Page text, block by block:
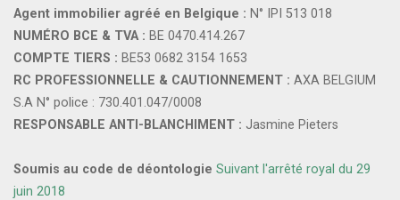
Agent immobilier agréé en Belgique : N° IPI 513 018
NUMÉRO BCE & TVA : BE 0470.414.267
COMPTE TIERS : BE53 0682 3154 1653
RC PROFESSIONNELLE & CAUTIONNEMENT : AXA BELGIUM
S.A N° police : 730.401.047/0008
RESPONSABLE ANTI-BLANCHIMENT : Jasmine Pieters
Soumis au code de déontologie Suivant l'arrêté royal du 29
juin 2018